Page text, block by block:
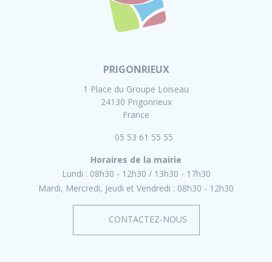
PRIGONRIEUX
1 Place du Groupe Loiseau
24130 Prigonrieux
France
05 53 61 55 55
Horaires de la mairie
Lundi : 08h30 - 12h30
13h30 - 17h30
Mardi, Mercredi, Jeudi et Vendredi : 08h30 - 12h30
CONTACTEZ-NOUS